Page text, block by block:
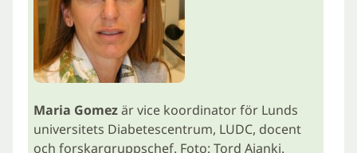
Maria Gomezär vice koordinator för Lunds
universitets Diabetescentrum, LUDC, docent
och forskargruppschef. Foto: Tord Ajanki.